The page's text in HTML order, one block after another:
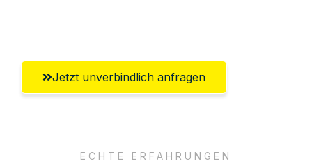
Jetzt unverbindlich anfragen
ECHTE ERFAHRUNGEN